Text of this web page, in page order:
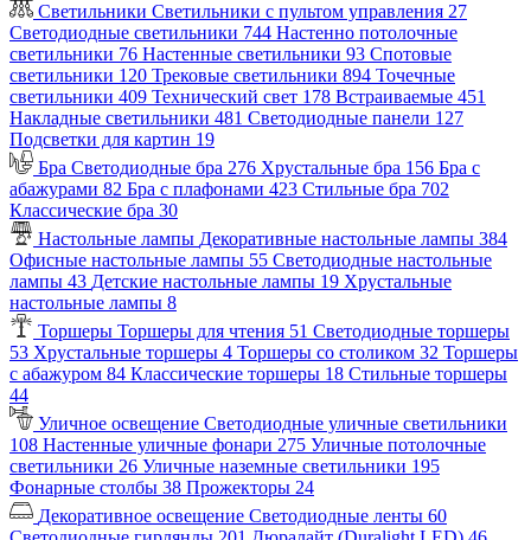
Светильники Светильники с пультом управления 27
Светодиодные светильники 744 Настенно потолочные
светильники 76 Настенные светильники 93 Спотовые
светильники 120 Трековые светильники 894 Точечные
светильники 409 Технический свет 178 Встраиваемые 451
Накладные светильники 481 Светодиодные панели 127
Подсветки для картин 19
Бра Светодиодные бра 276 Хрустальные бра 156 Бра с
абажурами 82 Бра с плафонами 423 Стильные бра 702
Классические бра 30
Настольные лампы Декоративные настольные лампы 384
Офисные настольные лампы 55 Светодиодные настольные
лампы 43 Детские настольные лампы 19 Хрустальные
настольные лампы 8
Торшеры Торшеры для чтения 51 Светодиодные торшеры
53 Хрустальные торшеры 4 Торшеры со столиком 32 Торшеры
с абажуром 84 Классические торшеры 18 Стильные торшеры
44
Уличное освещение Светодиодные уличные светильники
108 Настенные уличные фонари 275 Уличные потолочные
светильники 26 Уличные наземные светильники 195
Фонарные столбы 38 Прожекторы 24
Декоративное освещение Светодиодные ленты 60